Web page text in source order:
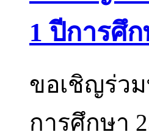
1 ปีการศึก
ขอเชิญร่ว
การศึกษา